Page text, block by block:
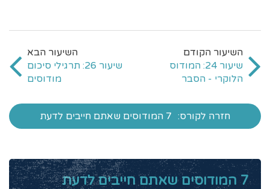
שיעור 24: המודוס
הלוקרי - הסבר
שיעור 26: תרגילי סיכום
מודוסים
חזרה לקורס: 7 המודוסים שאתם חייבים לדעת
7 המודוסים שאתם חייבים לדעת